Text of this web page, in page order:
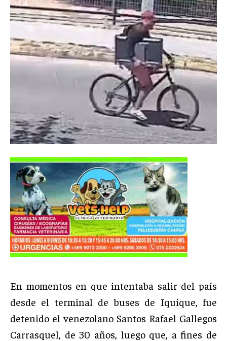
En momentos en que intentaba salir del país
desde el terminal de buses de Iquique, fue
detenido el venezolano Santos Rafael Gallegos
Carrasquel, de 30 años, luego que, a fines de